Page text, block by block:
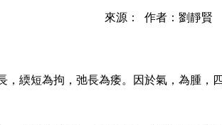
來源： 作者：劉靜賢
短為拘，弛長為痿。因於氣，為腫，四